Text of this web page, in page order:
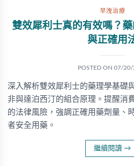
早洩治療
雙效犀利士真的有效嗎？
與正確用
POSTED ON 07/20/
深入解析雙效犀利士的藥理學基礎
非與達泊西汀的組合原理。提醒消
的法律風險，強調正確用藥劑量、
者安全用藥。
繼續閱讀 →